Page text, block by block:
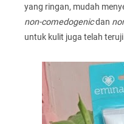
yang ringan, mudah
non-comedogenicdan
untuk kulit juga telah